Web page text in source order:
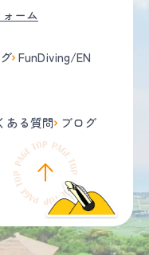
ーム
FunDiving/EN
ある質問 ブログ